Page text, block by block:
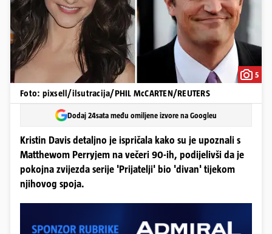
5
Foto: pixsell/ilsutracija/PHIL McCARTEN/REUTERS
Dodaj 24sata među omiljene izvore na Googleu
Kristin Davis detaljno je ispričala kako su je upoznali s
Matthewom Perryjem na večeri 90-ih, podijelivši da je
pokojna zvijezda serije 'Prijatelji' bio 'divan' tijekom
njihovog spoja.